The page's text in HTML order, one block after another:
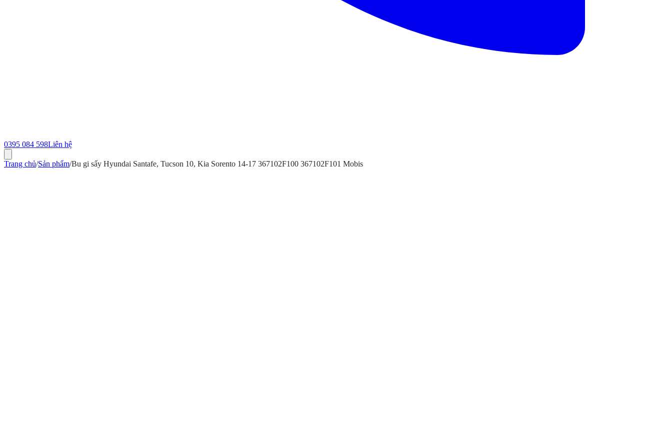
0395 084 598Liên hệ
Trang chủ/Sản phẩm/Bu gi sấy Hyundai Santafe, Tucson 10, Kia Sorento 14-17 367102F100 367102F101 Mobis